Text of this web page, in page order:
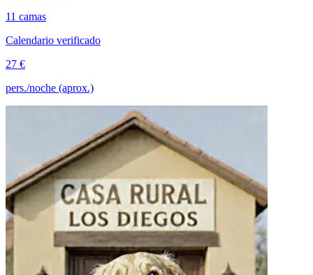
11 camas
Calendario verificado
27 €
pers./noche (aprox.)